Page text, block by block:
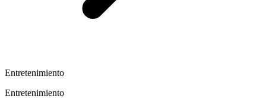
Entretenimiento
Entretenimiento